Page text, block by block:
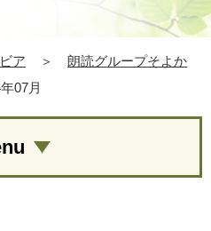
ア ＞
朗読グループそよか
07月